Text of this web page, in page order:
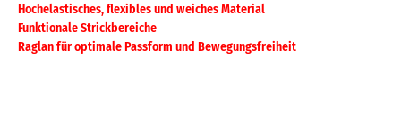
Hochelastisches, flexibles und weiches Material
Funktionale Strickbereiche
Raglan für optimale Passform und Bewegungsfreiheit